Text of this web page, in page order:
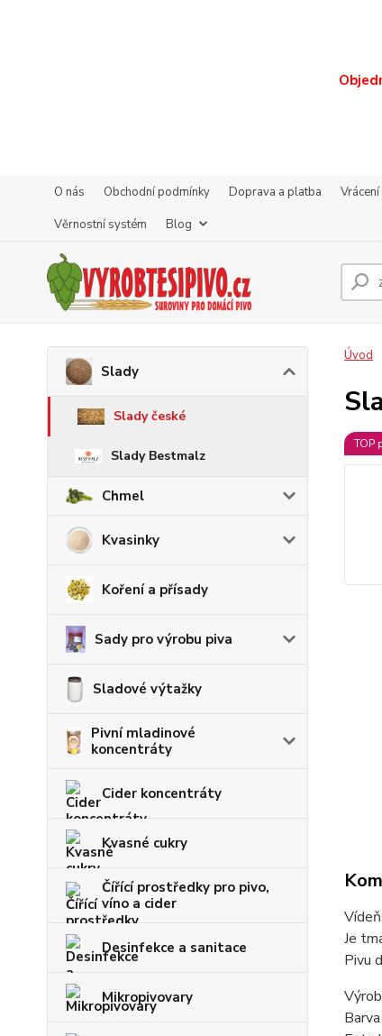
O nás Obchodní podmínky Doprava a platba
Věrnostní systém
Blog
Slady
Slady české
Slady Bestmalz
Chmel
Kvasinky
Koření a přísady
Sady pro výrobu piva
Sladové výtažky
Pivní mladinové
koncentráty
Cider koncentráty
Kvasné cukry
Čířící prostředky pro pivo,
víno a cider
Desinfekce a sanitace
Mikropivovary
Úvod
TOP
Je
Pivu